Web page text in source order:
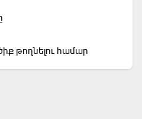
թողնելու համար